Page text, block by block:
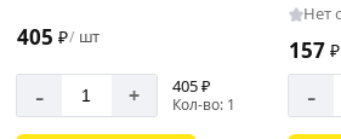
405 ₽/ шт
- + 405 ₽
Кол-во: 1
Нет
157 ₽
-